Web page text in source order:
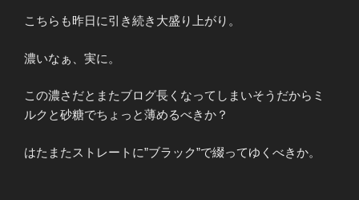
こちらも昨日に引き続き大盛り上がり。
濃いなぁ、実に。
この濃さだとまたブログ長くなってしまいそうだからミ
ルクと砂糖でちょっと薄めるべきか？
はたまたストレートに”ブラック”で綴ってゆくべきか。